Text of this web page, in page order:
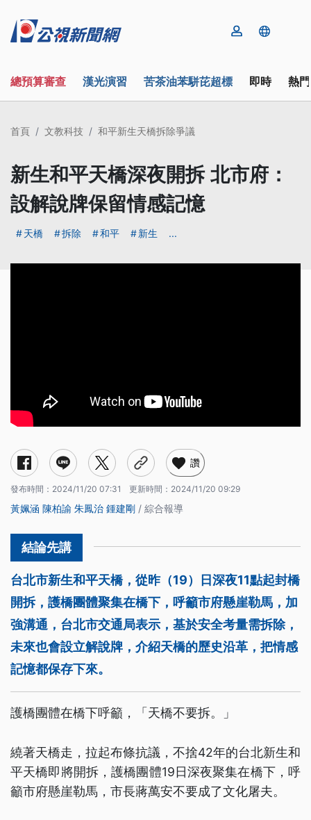
總預算審查 漢光演習 苦茶油苯駢芘超標 即時 熱
首頁 文教科技 和平新生天橋拆除爭議
新生和平天橋深夜開拆 北市府：
設解說牌保留情感記憶
天橋 拆除 和平 新生 ...
讚
發布時間： 2024/11/20 07:31 更新時間： 2024/11/20 09:29
黃姵涵 陳柏諭 朱鳳治 鍾建剛 / 綜合報導
台北市新生和平天橋，從昨（19）日深夜11點起封橋
開拆，護橋團體聚集在橋下，呼籲市府懸崖勒馬，加
強溝通，台北市交通局表示，基於安全考量需拆除，
未來也會設立解說牌，介紹天橋的歷史沿革，把情感
記憶都保存下來。
護橋團體在橋下呼籲，「天橋不要拆。」
繞著天橋走，拉起布條抗議，不捨42年的台北新生和
平天橋即將開拆，護橋團體19日深夜聚集在橋下，呼
籲市府懸崖勒馬，市長蔣萬安不要成了文化屠夫。